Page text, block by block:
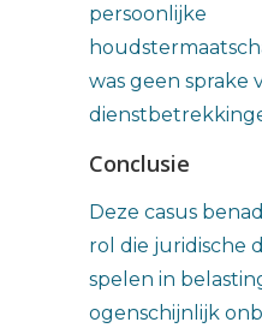
persoonlijke
was geen sprake
Conclusie
Deze casus
rol die juridische
spelen in
ogenschijnlijk